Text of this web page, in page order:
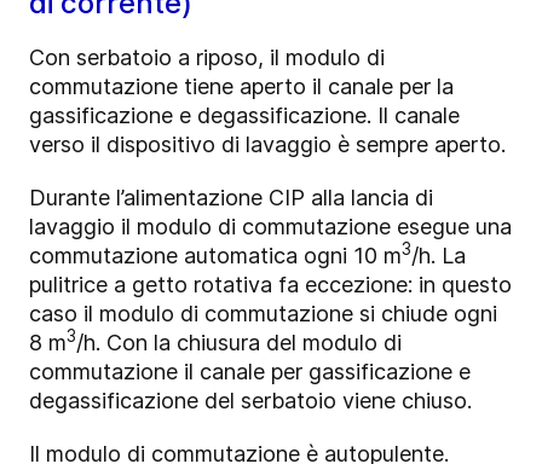
Con serbatoio a riposo, il modulo di
commutazione tiene aperto il canale per la
gassificazione e degassificazione. Il canale
verso il dispositivo di lavaggio è sempre aperto.
Durante l’alimentazione CIP alla lancia di
lavaggio il modulo di commutazione esegue una
commutazione automatica ogni 10 m3/h. La
pulitrice a getto rotativa fa eccezione: in questo
caso il modulo di commutazione si chiude ogni
8 m3/h. Con la chiusura del modulo di
commutazione il canale per gassificazione e
degassificazione del serbatoio viene chiuso.
Il modulo di commutazione è autopulente.